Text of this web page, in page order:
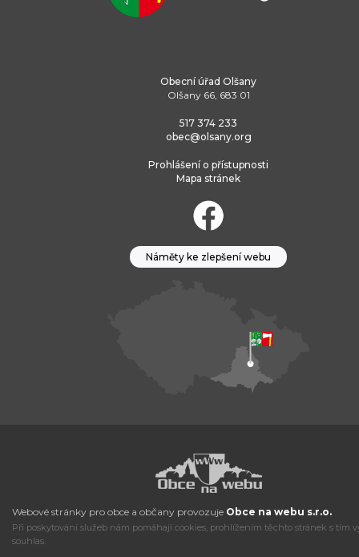
Obecní úřad Olšany
Olšany 66, 683 01
517 374 233
obec@olsany.org
Prohlášení o přístupnosti
Mapa stránek
Náměty ke zlepšení webu
Webové stránky pro obce a občany provozuje Obce na webu s.r.o.
Při poskytování služeb nám pomáhají cookies, prohlížením těchto stránek s tím
souhlas.